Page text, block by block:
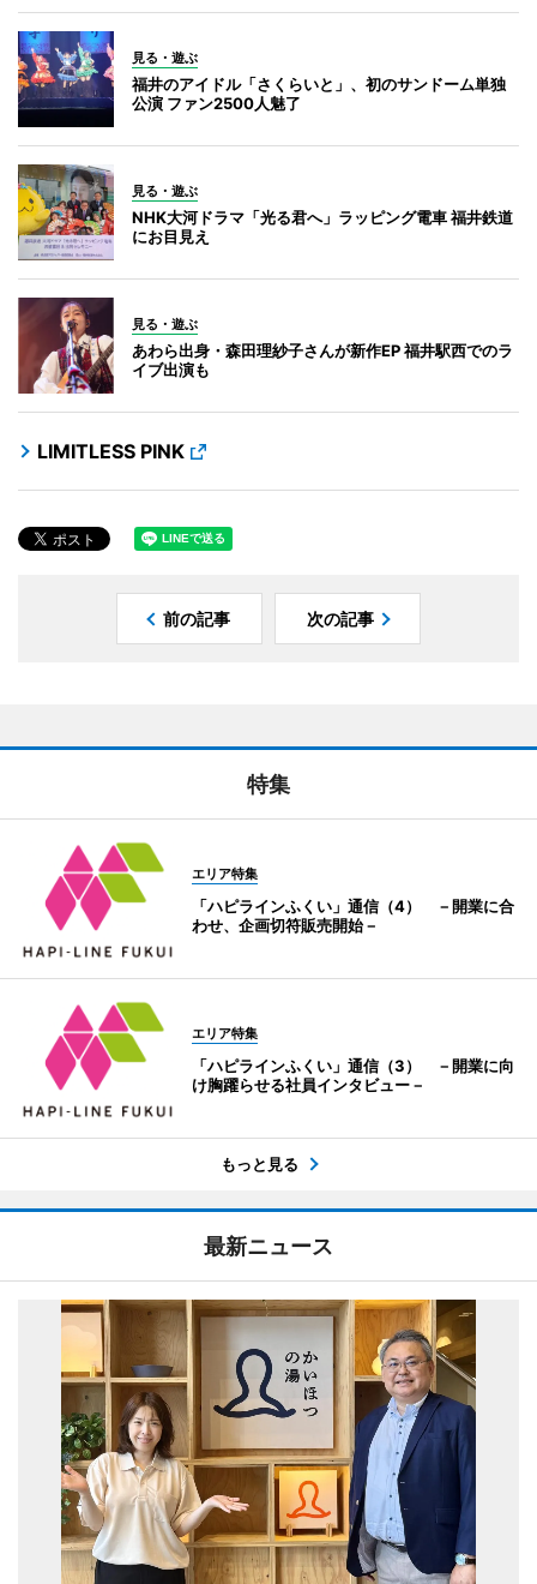
見る・遊ぶ
福井のアイドル「さくらいと」、初のサンドーム単独
公演 ファン2500人魅了
見る・遊ぶ
NHK大河ドラマ「光る君へ」ラッピング電車 福井鉄道
にお目見え
見る・遊ぶ
あわら出身・森田理紗子さんが新作EP 福井駅西でのラ
イブ出演も
LIMITLESS PINK
前の記事 次の記事
特集
エリア特集
「ハピラインふくい」通信（4） －開業に合
わせ、企画切符販売開始－
エリア特集
「ハピラインふくい」通信（3） －開業に向
け胸躍らせる社員インタビュー－
もっと見る
最新ニュース